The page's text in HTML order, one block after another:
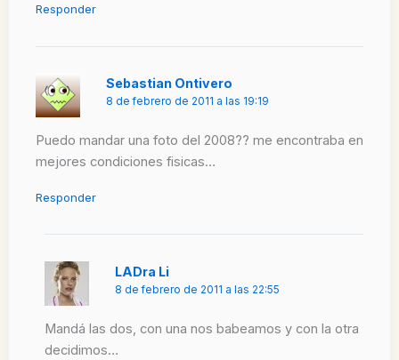
Responder
Sebastian Ontivero
8 de febrero de 2011 a las 19:19
Puedo mandar una foto del 2008?? me encontraba en
mejores condiciones fisicas…
Responder
LADra Li
8 de febrero de 2011 a las 22:55
Mandá las dos, con una nos babeamos y con la otra
decidimos…